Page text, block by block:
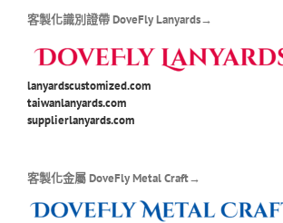
客製化識別證帶 DoveFly Lanyards→
lanyardscustomized.com
taiwanlanyards.com
supplierlanyards.com
客製化金屬 DoveFly Metal Craft→